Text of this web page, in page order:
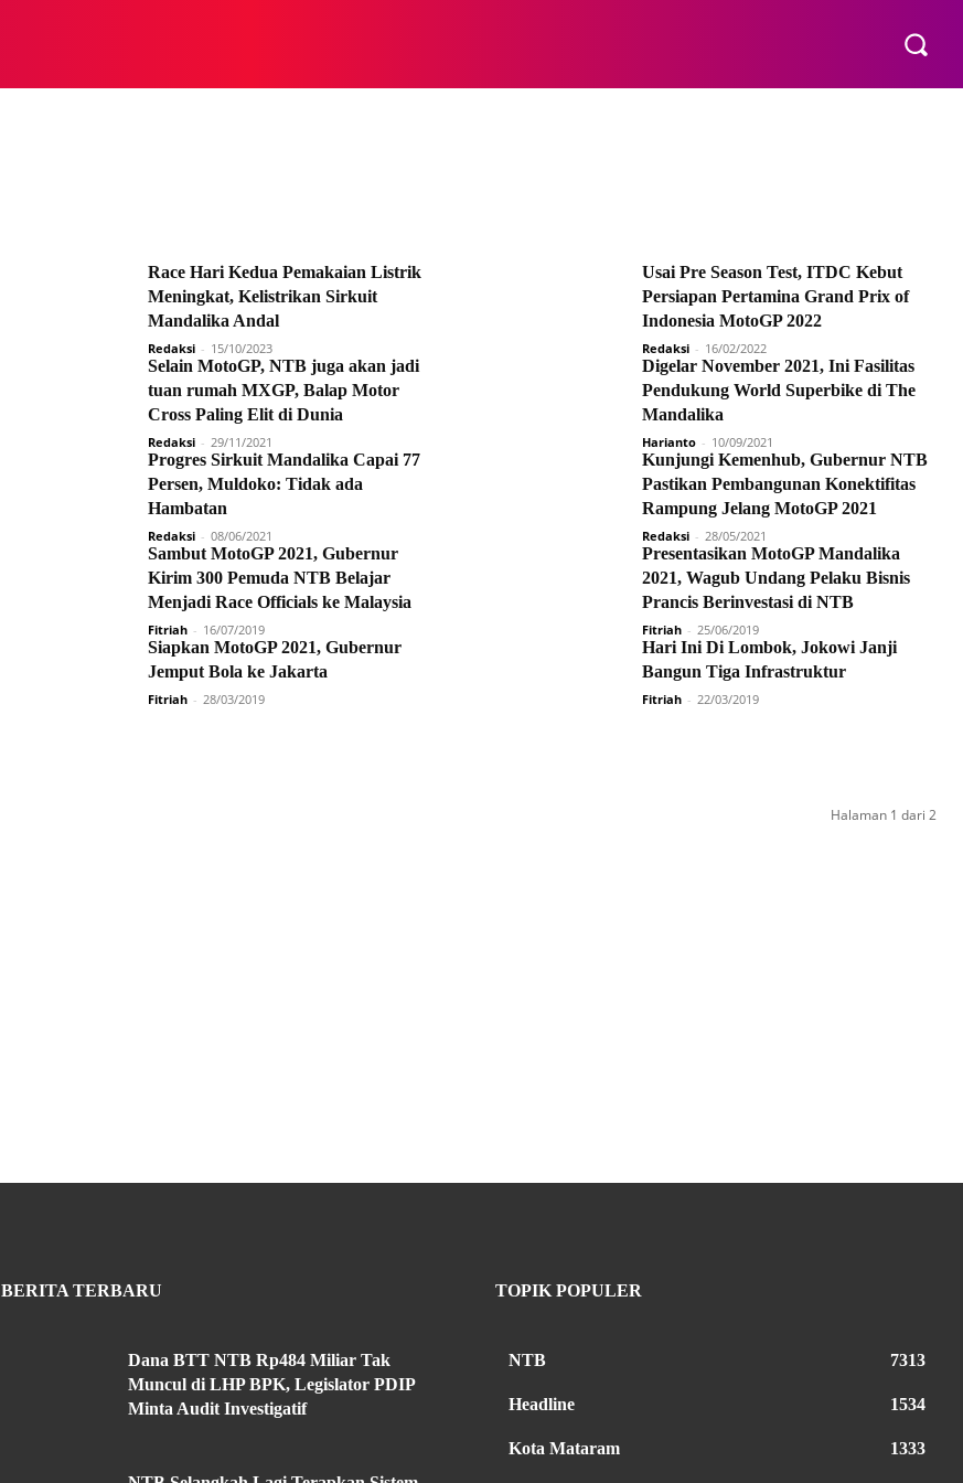
Race Hari Kedua Pemakaian Listrik
Meningkat, Kelistrikan Sirkuit
Mandalika Andal
Redaksi - 15/10/2023
Usai Pre Season Test, ITDC Kebut
Persiapan Pertamina Grand Prix of
Indonesia MotoGP 2022
Redaksi - 16/02/2022
Selain MotoGP, NTB juga akan jadi
tuan rumah MXGP, Balap Motor
Cross Paling Elit di Dunia
Redaksi - 29/11/2021
Digelar November 2021, Ini Fasilitas
Pendukung World Superbike di The
Mandalika
Harianto - 10/09/2021
Progres Sirkuit Mandalika Capai 77
Persen, Muldoko: Tidak ada
Hambatan
Redaksi - 08/06/2021
Kunjungi Kemenhub, Gubernur NTB
Pastikan Pembangunan Konektifitas
Rampung Jelang MotoGP 2021
Redaksi - 28/05/2021
Sambut MotoGP 2021, Gubernur
Kirim 300 Pemuda NTB Belajar
Menjadi Race Officials ke Malaysia
Fitriah - 16/07/2019
Presentasikan MotoGP Mandalika
2021, Wagub Undang Pelaku Bisnis
Prancis Berinvestasi di NTB
Fitriah - 25/06/2019
Siapkan MotoGP 2021, Gubernur
Jemput Bola ke Jakarta
Fitriah - 28/03/2019
Hari Ini Di Lombok, Jokowi Janji
Bangun Tiga Infrastruktur
Fitriah - 22/03/2019
Halaman 1 dari 2
BERITA TERBARU
Dana BTT NTB Rp484 Miliar Tak
Muncul di LHP BPK, Legislator PDIP
Minta Audit Investigatif
TOPIK POPULER
NTB 7313
Headline 1534
Kota Mataram 1333